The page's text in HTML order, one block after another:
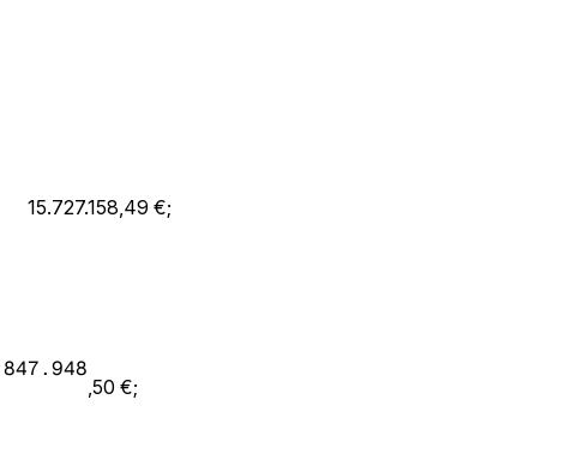
15.727.158,49 €;
847.948
,50 €;